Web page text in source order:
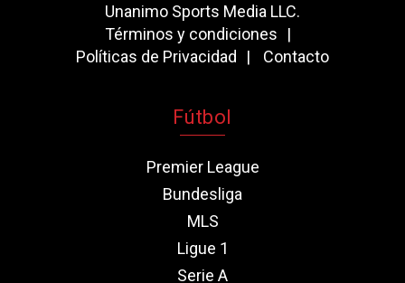
Unanimo Sports Media LLC.
Términos y condiciones
Políticas de Privacidad
Contacto
Fútbol
Premier League
Bundesliga
MLS
Ligue 1
Serie A